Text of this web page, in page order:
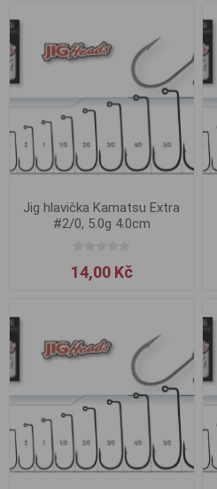
Jig hlavička Kamatsu Extra
#2/0, 5.0g 4.0cm
14,00 Kč